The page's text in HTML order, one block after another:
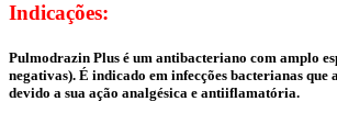
Indicações:
Pulmodrazin Plus é um antibacteriano com amplo
negativas). É indicado em infecções bacterianas
devido a sua ação analgésica e antiiflamatória.